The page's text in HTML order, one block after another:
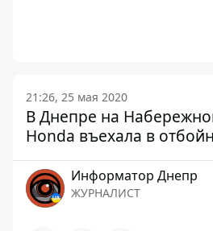
21:26, 25 мая 2020
В Днепре на
Honda въехала в
Информатор Днепр
ЖУРНАЛИСТ